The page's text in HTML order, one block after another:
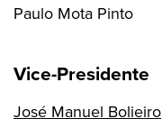
Paulo Mota Pinto
Vice-Presidente
José Manuel Bolieiro